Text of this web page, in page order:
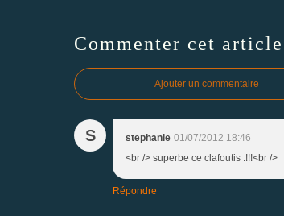
Commenter cet article
Ajouter un commentaire
S stephanie 01/07/2012 18:46
<br /> superbe ce clafoutis :!!!<br />
Répondre